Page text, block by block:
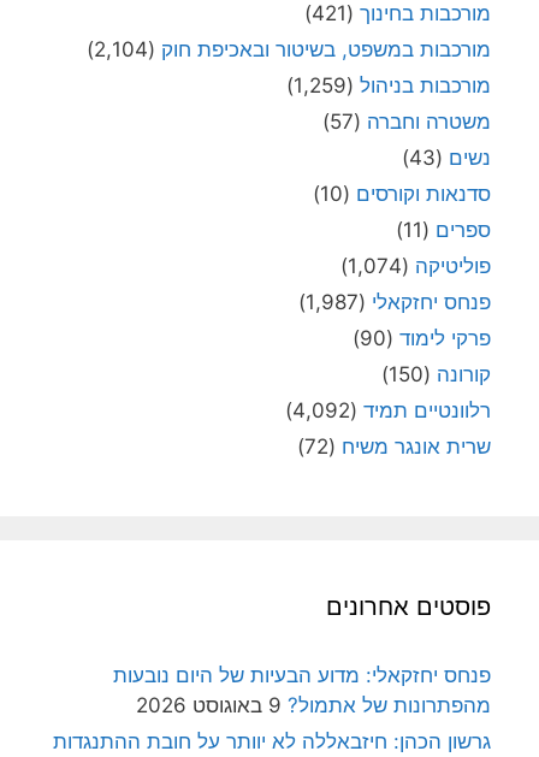
מורכבות בחינוך (421)
מורכבות במשפט, בשיטור ובאכיפת חוק (2,104)
מורכבות בניהול (1,259)
משטרה וחברה (57)
נשים (43)
סדנאות וקורסים (10)
ספרים (11)
פוליטיקה (1,074)
פנחס יחזקאלי (1,987)
פרקי לימוד (90)
קורונה (150)
רלוונטיים תמיד (4,092)
שרית אונגר משיח (72)
פוסטים אחרונים
פנחס יחזקאלי: מדוע הבעיות של היום נובעות
מהפתרונות של אתמול? 9 באוגוסט 2026
גרשון הכהן: חיזבאללה לא יוותר על חובת ההתנגדות